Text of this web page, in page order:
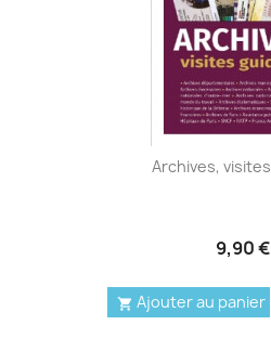
Archives,
9,90 €
 Ajouter au panier